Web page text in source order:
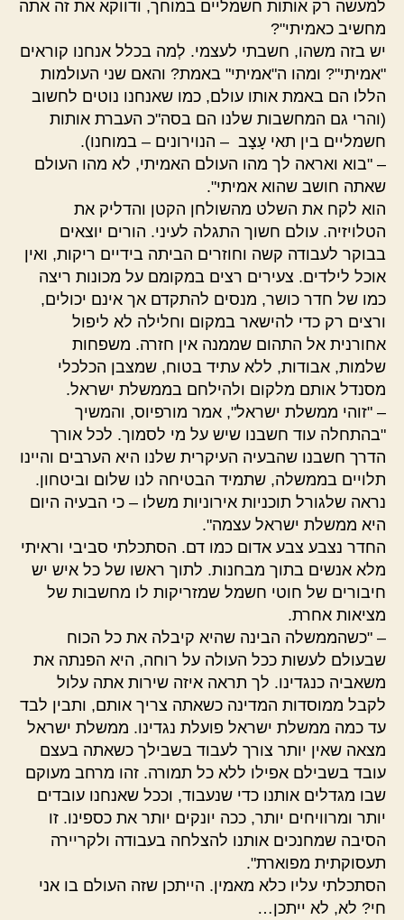
למעשה רק אותות חשמליים במוחך, ודווקא את זה אתה
מחשיב כאמיתי"?
יש בזה משהו, חשבתי לעצמי. לְמה בכלל אנחנו קוראים
"אמיתי"? ומהו ה"אמיתי" באמת? והאם שני העולמות
הללו הם באמת אותו עולם, כמו שאנחנו נוטים לחשוב
(והרי גם המחשבות שלנו הם בסה"כ העברת אותות
חשמליים בין תאי עָצָב – הנוירונים – במוחנו).
– "בוא ואראה לך מהו העולם האמיתי, לא מהו העולם
שאתה חושב שהוא אמיתי".
הוא לקח את השלט מהשולחן הקטן והדליק את
הטלויזיה. עולם חשוך התגלה לעיני. הורים יוצאים
בבוקר לעבודה קשה וחוזרים הביתה בידיים ריקות, ואין
אוכל לילדים. צעירים רצים במקומם על מכונות ריצה
כמו של חדר כושר, מנסים להתקדם אך אינם יכולים,
ורצים רק כדי להישאר במקום וחלילה לא ליפול
אחורנית אל התהום שממנה אין חזרה. משפחות
שלמות, אבודות, ללא עתיד בטוח, שמצבן הכלכלי
מסנדל אותם מלקום ולהילחם בממשלת ישראל.
– "זוהי ממשלת ישראל", אמר מורפיוס, והמשיך
"בהתחלה עוד חשבנו שיש על מי לסמוך. לכל אורך
הדרך חשבנו שהבעיה העיקרית שלנו היא הערבים והיינו
תלויים בממשלה, שתמיד הבטיחה לנו שלום וביטחון.
נראה שלגורל תוכניות אירוניות משלו – כי הבעיה היום
היא ממשלת ישראל עצמה".
החדר נצבע צבע אדום כמו דם. הסתכלתי סביבי וראיתי
מלא אנשים בתוך מבחנות. לתוך ראשו של כל איש יש
חיבורים של חוטי חשמל שמזריקות לו מחשבות של
מציאות אחרת.
– "כשהממשלה הבינה שהיא קיבלה את כל הכוח
שבעולם לעשות ככל העולה על רוחה, היא הפנתה את
משאביה כנגדינו. לך תראה איזה שירות אתה עלול
לקבל ממוסדות המדינה כשאתה צריך אותם, ותבין לבד
עד כמה ממשלת ישראל פועלת נגדינו. ממשלת ישראל
מצאה שאין יותר צורך לעבוד בשבילך כשאתה בעצם
עובד בשבילם אפילו ללא כל תמורה. זהו מרחב מעוקם
שבו מגדלים אותנו כדי שנעבוד, וככל שאנחנו עובדים
יותר ומרוויחים יותר, ככה יונקים יותר את כספינו. זו
הסיבה שמחנכים אותנו להצלחה בעבודה ולקריירה
תעסוקתית מפוארת".
הסתכלתי עליו כלא מאמין. הייתכן שזה העולם בו אני
חי? לא, לא ייתכן…